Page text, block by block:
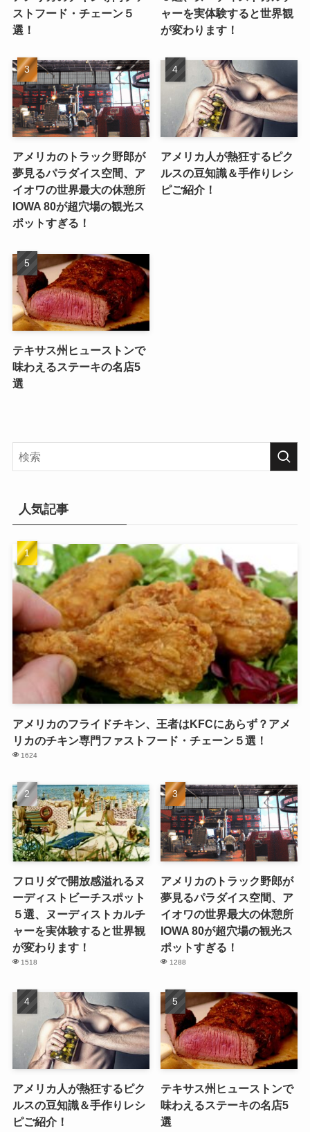
ストフード・チェーン５
選！
ャーを実体験すると世界観
が変わります！
アメリカのトラック野郎が
夢見るパラダイス空間、ア
イオワの世界最大の休憩所
IOWA 80が超穴場の観光ス
ポットすぎる！
アメリカ人が熱狂するピク
ルスの豆知識＆手作りレシ
ピご紹介！
テキサス州ヒューストンで
味わえるステーキの名店5
選
人気記事
アメリカのフライドチキン、王者はKFCにあらず？アメ
リカのチキン専門ファストフード・チェーン５選！
1624
フロリダで開放感溢れるヌ
ーディストビーチスポット
５選、ヌーディストカルチ
ャーを実体験すると世界観
が変わります！
1518
アメリカのトラック野郎が
夢見るパラダイス空間、ア
イオワの世界最大の休憩所
IOWA 80が超穴場の観光ス
ポットすぎる！
1288
アメリカ人が熱狂するピク
ルスの豆知識＆手作りレシ
ピご紹介！
テキサス州ヒューストンで
味わえるステーキの名店5
選